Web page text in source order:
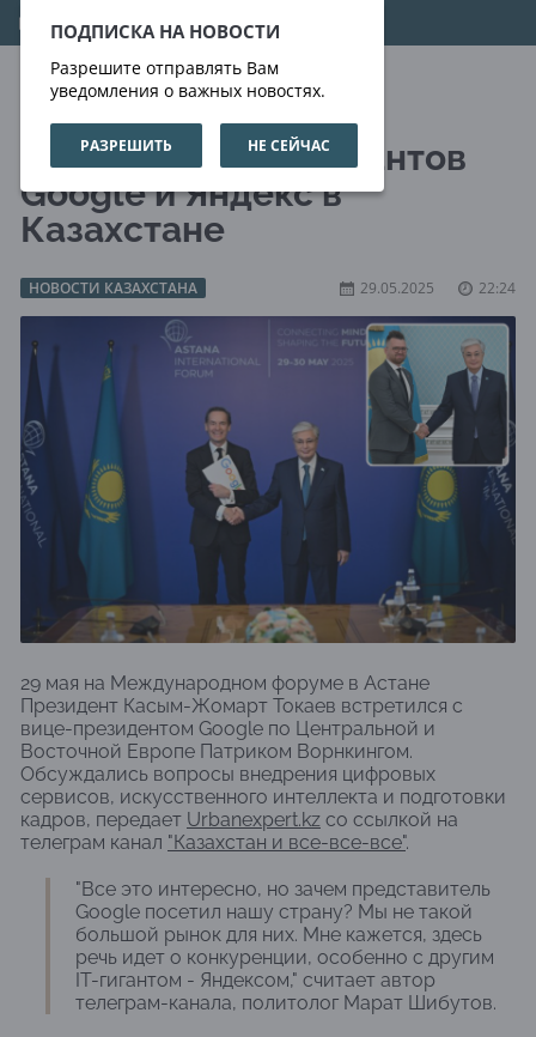
ПОДПИСКА НА НОВОСТИ
Разрешите отправлять Вам
уведомления о важных новостях.
РАЗРЕШИТЬ НЕ СЕЙЧАС
09.08.2026 11:50:55
Конкуренция IT-гигантов
Google и Яндекс в
Казахстане
НОВОСТИ КАЗАХСТАНА 29.05.2025 22:24
29 мая на Международном форуме в Астане
Президент Касым-Жомарт Токаев встретился с
вице-президентом Google по Центральной и
Восточной Европе Патриком Ворнкингом.
Обсуждались вопросы внедрения цифровых
сервисов, искусственного интеллекта и подготовки
кадров, передает Urbanexpert.kz со ссылкой на
телеграм канал "Казахстан и все-все-все".
"Все это интересно, но зачем представитель
Google посетил нашу страну? Мы не такой
большой рынок для них. Мне кажется, здесь
речь идет о конкуренции, особенно с другим
IT-гигантом - Яндексом," считает автор
телеграм-канала, политолог Марат Шибутов.